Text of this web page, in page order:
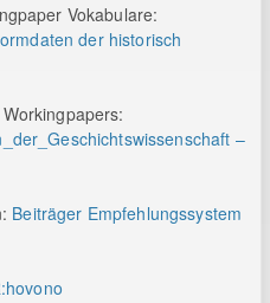
Vokabulare:
der historisch
–
Beiträger Empfehlungssystem